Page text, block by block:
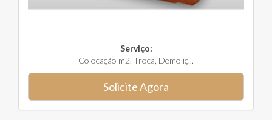
Serviço:
Colocação m2, Troca, Demoliç...
Solicite Agora